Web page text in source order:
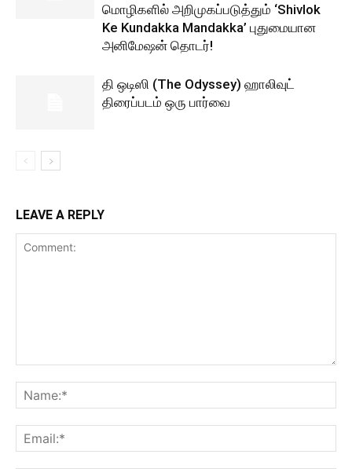
மொழிகளில் அறிமுகப்படுத்தும் ‘Shivlok
Ke Kundakka Mandakka’ புதுமையான
அனிமேஷன் தொடர்!
தி ஒடிஸி (The Odyssey) ஹாலிவுட்
திரைப்படம் ஒரு பார்வை
LEAVE A REPLY